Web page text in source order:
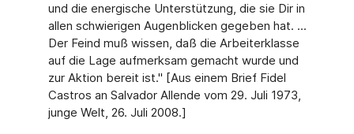
und die energische Unterstützung, die sie Dir in
allen schwierigen Augenblicken gegeben hat. ...
Der Feind muß wissen, daß die Arbeiterklasse
auf die Lage aufmerksam gemacht wurde und
zur Aktion bereit ist." [Aus einem Brief Fidel
Castros an Salvador Allende vom 29. Juli 1973,
junge Welt, 26. Juli 2008.]